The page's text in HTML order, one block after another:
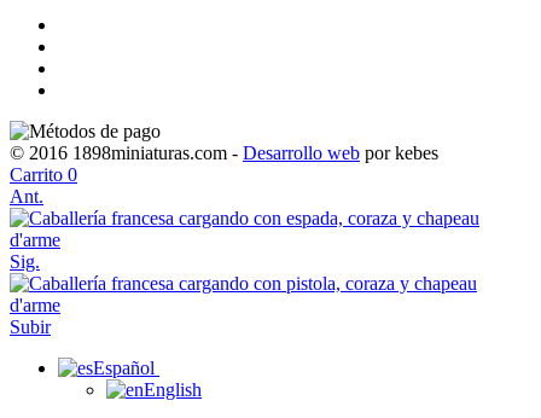
© 2016 1898miniaturas.com - Desarrollo web por kebes
Carrito 0
Ant.
Sig.
Subir
Español
English